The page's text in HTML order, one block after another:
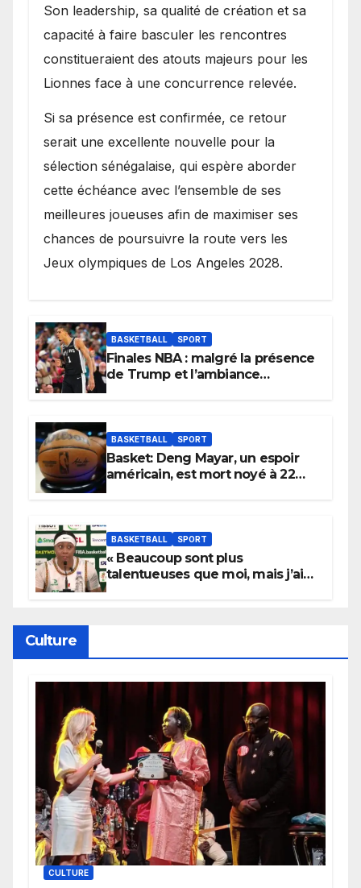
Son leadership, sa qualité de création et sa
capacité à faire basculer les rencontres
constitueraient des atouts majeurs pour les
Lionnes face à une concurrence relevée.
Si sa présence est confirmée, ce retour
serait une excellente nouvelle pour la
sélection sénégalaise, qui espère aborder
cette échéance avec l’ensemble de ses
meilleures joueuses afin de maximiser ses
chances de poursuivre la route vers les
Jeux olympiques de Los Angeles 2028.
BASKETBALL SPORT
Finales NBA : malgré la présence
de Trump et l’ambiance
BASKETBALL SPORT
Basket: Deng Mayar, un espoir
américain, est mort noyé à 22
BASKETBALL SPORT
« Beaucoup sont plus
talentueuses que moi, mais j’ai
Culture
CULTURE